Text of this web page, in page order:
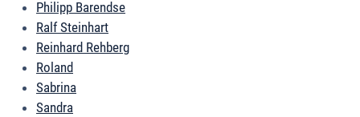
Philipp Barendse
Ralf Steinhart
Reinhard Rehberg
Roland
Sabrina
Sandra